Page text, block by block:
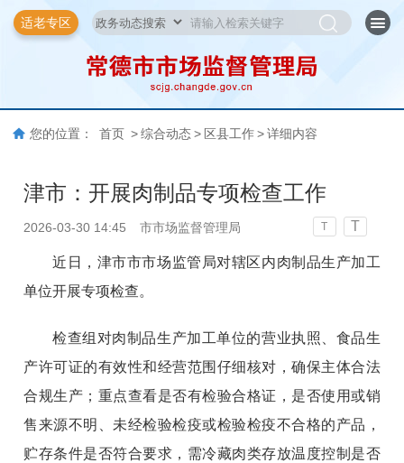
适老专区
您的位置： 首页 > 综合动态 > 区县工作 > 详细内容
津市：开展肉制品专项检查工作
2026-03-30 14:45 市市场监督管理局 T T
近日，津市市市场监管局对辖区内肉制品生产加工
单位开展专项检查。
检查组对肉制品生产加工单位的营业执照、食品生
产许可证的有效性和经营范围仔细核对，确保主体合法
合规生产；重点查看是否有检验合格证，是否使用或销
售来源不明、未经检验检疫或检验检疫不合格的产品，
贮存条件是否符合要求，需冷藏肉类存放温度控制是否